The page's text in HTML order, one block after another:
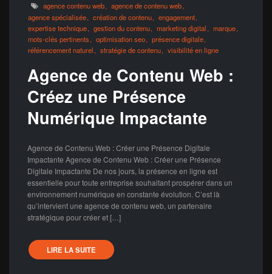
agence contenu web
agence de contenu web
agence spécialisée
création de contenu
engagement
expertise technique
gestion du contenu marketing digital
marque
mots-clés pertinents
optimisation seo
présence digitale
référencement naturel
stratégie de contenu visibilité en ligne
Agence de Contenu Web :
Créez une Présence
Numérique Impactante
Agence de Contenu Web : Créer une Présence Digitale
Impactante Agence de Contenu Web : Créer une Présence
Digitale Impactante De nos jours, la présence en ligne est
essentielle pour toute entreprise souhaitant prospérer dans un
environnement numérique en constante évolution. C’est là
qu’intervient une agence de contenu web, un partenaire
stratégique pour créer et […]
LIRE LA SUITE